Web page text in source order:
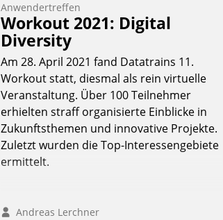
Anwendertreffen
Workout 2021: Digital
Diversity
Am 28. April 2021 fand Datatrains 11.
Workout statt, diesmal als rein virtuelle
Veranstaltung. Über 100 Teilnehmer
erhielten straff organisierte Einblicke in
Zukunftsthemen und innovative Projekte.
Zuletzt wurden die Top-Interessengebiete
ermittelt.
Andreas Lerchner